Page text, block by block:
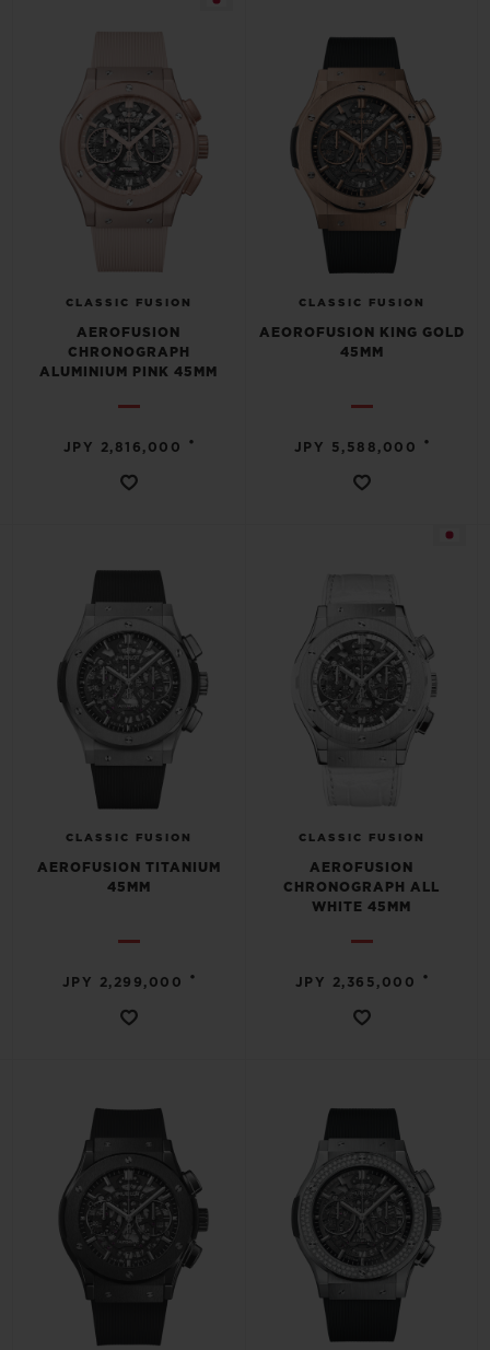
CLASSIC FUSION
AEROFUSION
CHRONOGRAPH
ALUMINIUM PINK 45MM
JPY 2,816,000 •
CLASSIC FUSION
AEOROFUSION KING GOLD
45MM
JPY 5,588,000 •
CLASSIC FUSION
AEROFUSION TITANIUM
45MM
JPY 2,299,000 •
CLASSIC FUSION
AEROFUSION
CHRONOGRAPH ALL
WHITE 45MM
JPY 2,365,000 •